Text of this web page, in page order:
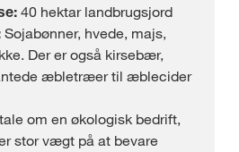
40 hektar landbrugsjord
Sojabønner, hvede, majs,
Der er også kirsebær,
æbletræer til æblecider
om en økologisk bedrift,
stor vægt på at bevare